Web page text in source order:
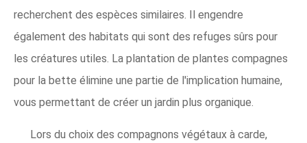
recherchent des espèces similaires. Il engendre
également des habitats qui sont des refuges sûrs pour
les créatures utiles. La plantation de plantes compagnes
pour la bette élimine une partie de l'implication humaine,
vous permettant de créer un jardin plus organique.
Lors du choix des compagnons végétaux à carde,